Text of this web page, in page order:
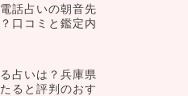
話占いの朝音先
口コミと鑑定内
占いは？兵庫県
ると評判のおす